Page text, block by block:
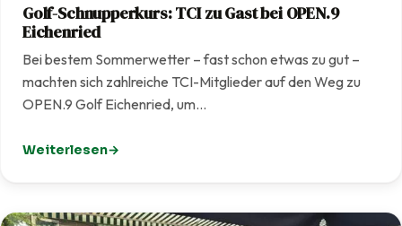
Golf-Schnupperkurs: TCI zu Gast bei OPEN.9
Eichenried
Bei bestem Sommerwetter – fast schon etwas zu gut –
machten sich zahlreiche TCI-Mitglieder auf den Weg zu
OPEN.9 Golf Eichenried, um…
Weiterlesen
: Golf-Schnupperkurs: TCI zu Gast bei OPEN.9